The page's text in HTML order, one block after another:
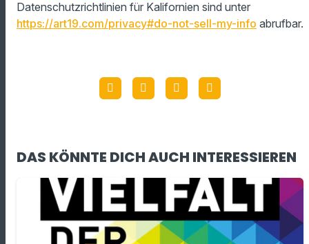
Datenschutzrichtlinien für Kalifornien sind unter
https://art19.com/privacy#do-not-sell-my-info abrufbar.
DAS KÖNNTE DICH AUCH INTERESSIEREN